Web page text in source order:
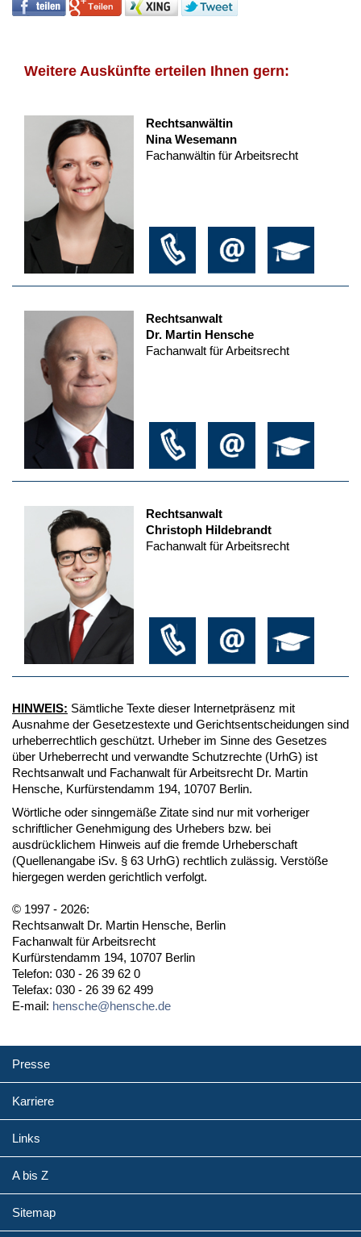
Weitere Auskünfte erteilen Ihnen gern:
Rechtsanwältin
Nina Wesemann
Fachanwältin für Arbeitsrecht
Rechtsanwalt
Dr. Martin Hensche
Fachanwalt für Arbeitsrecht
Rechtsanwalt
Christoph Hildebrandt
Fachanwalt für Arbeitsrecht
HINWEIS: Sämtliche Texte dieser Internetpräsenz mit
Ausnahme der Gesetzestexte und Gerichtsentscheidungen sind
urheberrechtlich geschützt. Urheber im Sinne des Gesetzes
über Urheberrecht und verwandte Schutzrechte (UrhG) ist
Rechtsanwalt und Fachanwalt für Arbeitsrecht Dr. Martin
Hensche, Kurfürstendamm 194, 10707 Berlin.
Wörtliche oder sinngemäße Zitate sind nur mit vorheriger
schriftlicher Genehmigung des Urhebers bzw. bei
ausdrücklichem Hinweis auf die fremde Urheberschaft
(Quellenangabe iSv. § 63 UrhG) rechtlich zulässig. Verstöße
hiergegen werden gerichtlich verfolgt.
© 1997 - 2026:
Rechtsanwalt Dr. Martin Hensche, Berlin
Fachanwalt für Arbeitsrecht
Kurfürstendamm 194, 10707 Berlin
Telefon: 030 - 26 39 62 0
Telefax: 030 - 26 39 62 499
E-mail: hensche@hensche.de
Presse
Karriere
Links
A bis Z
Sitemap